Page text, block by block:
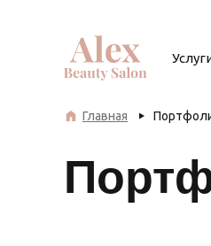
Главная